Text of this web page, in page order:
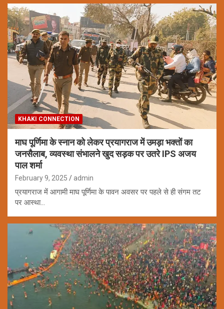
KHAKI CONNECTION
माघ पूर्णिमा के स्नान को लेकर प्रयागराज में उमड़ा भक्तों का
जनसैलाब, व्यवस्था संभालने खुद सड़क पर उतरे IPS अजय
पाल शर्मा
February 9, 2025 admin
प्रयागराज में आगामी माघ पूर्णिमा के पावन अवसर पर पहले से ही संगम तट
पर आस्था…